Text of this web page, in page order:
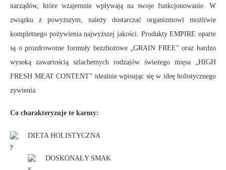
narządów, które wzajemnie wpływają na swoje funkcjonowanie. W
związku z powyższym, należy dostarczać organizmowi możliwie
kompletnego pożywienia najwyższej jakości. Produkty EMPIRE oparte
są o prozdrowotne formuły bezzbożowe „GRAIN FREE” oraz bardzo
wysoką zawartością szlachetnych rodzajów świeżego mięsa „HIGH
FRESH MEAT CONTENT” idealnie wpisując się w ideę holistycznego
zywienia.
Co charakteryzuje te karmy:
DIETA HOLISTYCZNA
DOSKONAŁY SMAK